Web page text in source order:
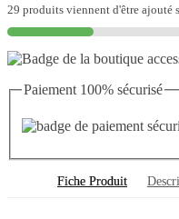
blunt
banane
29 produits viennent d'être ajouté
Paiement 100% sécurisé
Fiche Produit